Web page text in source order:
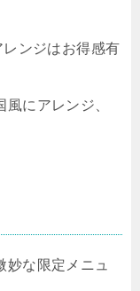
ンジはお得感有
にアレンジ、
な限定メニュ